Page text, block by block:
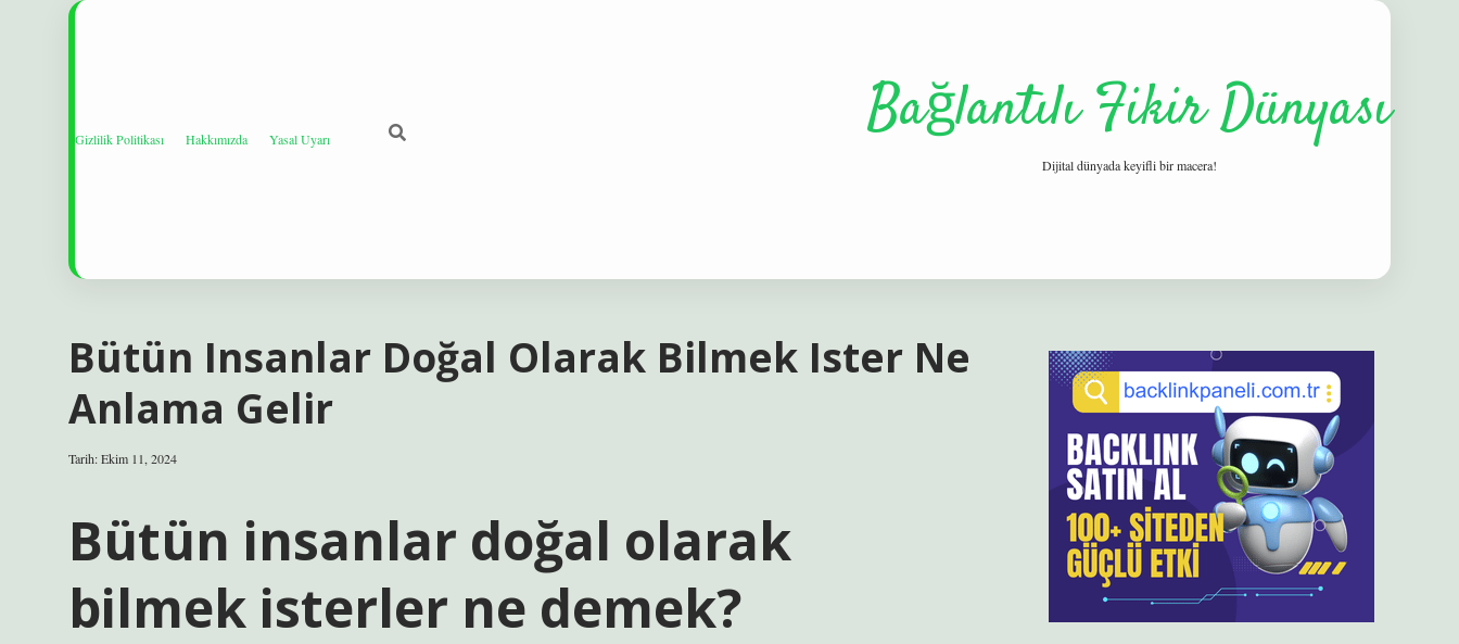
Gizlilik Politikası Hakkımızda Yasal Uyarı Bağlantılı Fikir Dünyası
Dijital dünyada keyifli bir macera!
Bütün Insanlar Doğal Olarak Bilmek Ister Ne
Anlama Gelir
Tarih: Ekim 11, 2024
Bütün insanlar doğal olarak
bilmek isterler ne demek?